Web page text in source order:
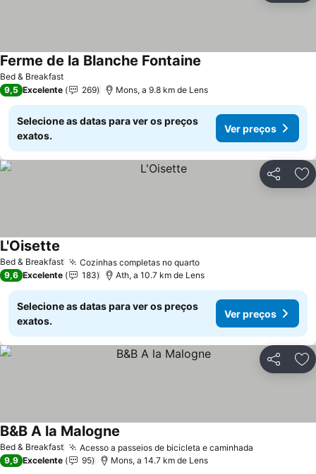
Bed & Breakfast
Ferme de la Blanche Fontaine
9,5 Excelente 269 Mons, a 9.8 km de Lens
Selecione as datas para ver os preços
exatos.
Ver preços
Partilhar
Bed & Breakfast Cozinhas completas no quarto
L'Oisette
9,6 Excelente 183 Ath, a 10.7 km de Lens
Selecione as datas para ver os preços
exatos.
Ver preços
Partilhar
Bed & Breakfast Acesso a passeios de bicicleta e caminhada
B&B A la Malogne
9,9 Excelente 95 Mons, a 14.7 km de Lens